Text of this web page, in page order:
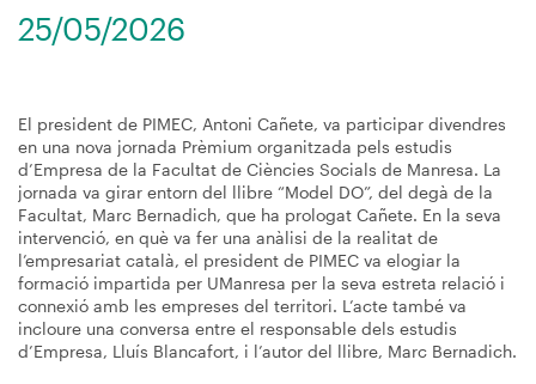
25/05/2026
El president de PIMEC, Antoni Cañete, va participar divendres
en una nova jornada Prèmium organitzada pels estudis
d’Empresa de la Facultat de Ciències Socials de Manresa. La
jornada va girar entorn del llibre “Model DO”, del degà de la
Facultat, Marc Bernadich, que ha prologat Cañete. En la seva
intervenció, en què va fer una anàlisi de la realitat de
l’empresariat català, el president de PIMEC va elogiar la
formació impartida per UManresa per la seva estreta relació i
connexió amb les empreses del territori. L’acte també va
incloure una conversa entre el responsable dels estudis
d’Empresa, Lluís Blancafort, i l’autor del llibre, Marc Bernadich.